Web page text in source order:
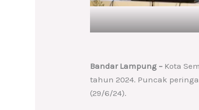
Bandar Lampung – Kota
tahun 2024. Puncak
(29/6/24).